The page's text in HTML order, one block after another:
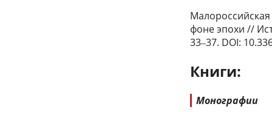
фоне эпохи //
33‒37. DOI:
Книги:
Монографии